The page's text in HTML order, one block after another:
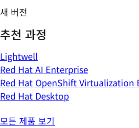
새 버전
추천 과정
Lightwell
Red Hat AI Enterprise
Red Hat OpenShift Virtualization
Red Hat Desktop
모든 제품 보기